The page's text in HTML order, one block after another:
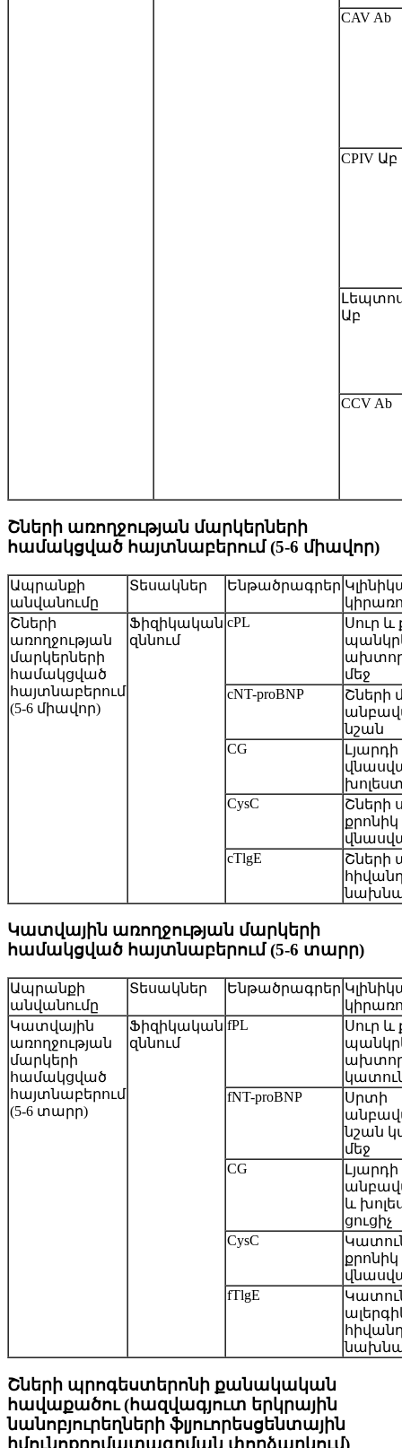
CAV Ab
CPIV Աբ
Աբ
CCV Ab
Շների առողջության մարկերների
համակցված հայտնաբերում (5-6 միավոր)
Ապրանքի
անվանումը
Տեսակներ Ենթածրագրեր
Շների
առողջության
մարկերների
համակցված
հայտնաբերում
(5-6 միավոր)
Ֆիզիկական
զննում
cPL
Սուր և
մեջ
cNT-proBNP
Շների
նշան
CG
CysC
Շների
cTlgE
Շների
Կատվային առողջության մարկերի
համակցված հայտնաբերում (5-6 տարր)
Ապրանքի
անվանումը
Տեսակներ Ենթածրագրեր
Կատվային
առողջության
մարկերի
համակցված
հայտնաբերում
(5-6 տարր)
Ֆիզիկական
զննում
fPL
Սուր և
fNT-proBNP
Սրտի
նշան
մեջ
CG
Լյարդի
և
ցուցիչ
CysC
fTlgE
Շների պրոգեստերոնի քանակական
հավաքածու (հազվագյուտ երկրային
նանոբյուրեղների ֆլյուորեսցենտային
իմունոքրոմատագրման փորձարկում)